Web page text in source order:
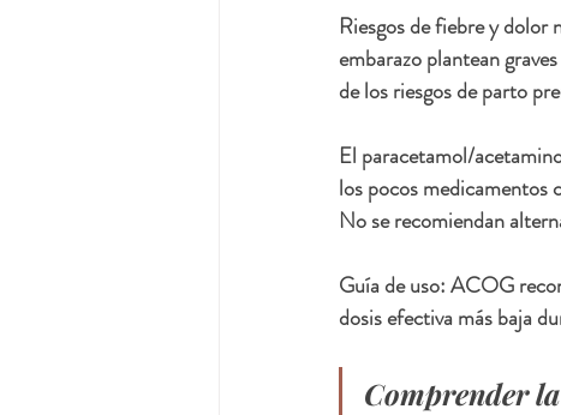
Riesgos de fiebre y
embarazo plantean
de los riesgos de parto
El paracetamol/
los pocos medicamentos
No se recomiendan
Guía de uso: ACOG
dosis efectiva más baja
Comprender